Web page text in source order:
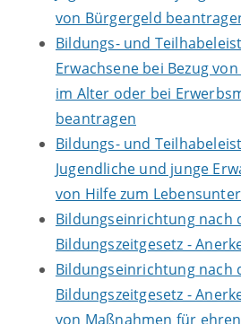
von Bürgergeld
Bildungs- und
Erwachsene bei Bezug
im Alter oder bei
beantragen
Bildungs- und
Jugendliche und junge
von Hilfe zum
Bildungseinrichtung nach
Bildungszeitgesetz -
Bildungseinrichtung nach
Bildungszeitgesetz -
von Maßnahmen für